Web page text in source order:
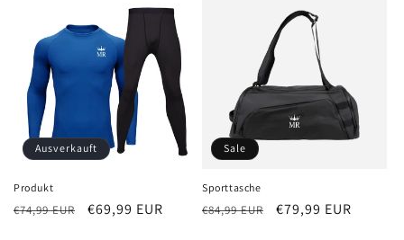
Ausverkauft
Produkt
Normaler
€74,99 EUR Verkaufspreis
€69,99 EUR
Sale
Sporttasche
Normaler
€84,99 EUR Verkaufspreis
€79,99 EUR